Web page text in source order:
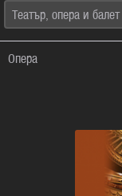
Театър, опера и балет
Опера